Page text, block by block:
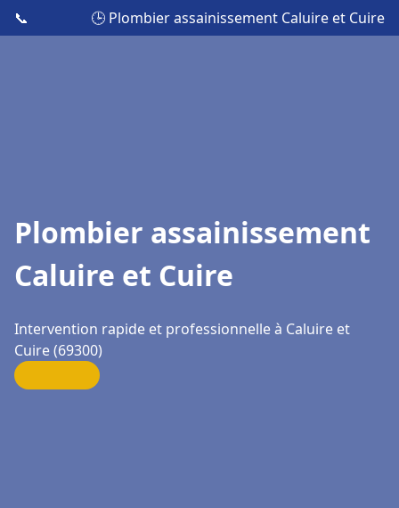
📞 🕒 Plombier assainissement Caluire et Cuire
Plombier assainissement
Caluire et Cuire
Intervention rapide et professionnelle à Caluire et
Cuire (69300)